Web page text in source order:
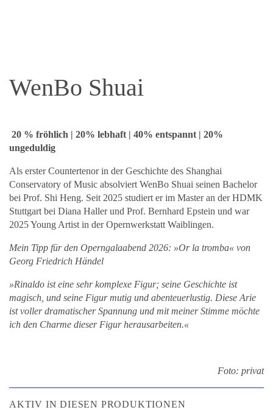
WenBo Shuai
20 % fröhlich | 20% lebhaft | 40% entspannt | 20%
ungeduldig
Als erster Countertenor in der Geschichte des Shanghai
Conservatory of Music absolviert WenBo Shuai seinen Bachelor
bei Prof. Shi Heng. Seit 2025 studiert er im Master an der HDMK
Stuttgart bei Diana Haller und Prof. Bernhard Epstein und war
2025 Young Artist in der Opernwerkstatt Waiblingen.
Mein Tipp für den Operngalaabend 2026: »Or la tromba« von
Georg Friedrich Händel
»Rinaldo ist eine sehr komplexe Figur; seine Geschichte ist
magisch, und seine Figur mutig und abenteuerlustig. Diese Arie
ist voller dramatischer Spannung und mit meiner Stimme möchte
ich den Charme dieser Figur herausarbeiten.«
Foto: privat
AKTIV IN DIESEN PRODUKTIONEN